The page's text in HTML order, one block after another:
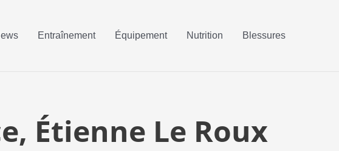
Entraînement Équipement Nutrition Blessures
Étienne Le Roux